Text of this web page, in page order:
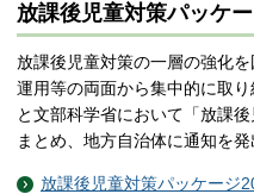
放課後児童対策パッケ
放課後児童対策の一層の強化
運用等の両面から集中的に取
と文部科学省において「放課
まとめ、地方自治体に通知を発
放課後児童対策パッケージ